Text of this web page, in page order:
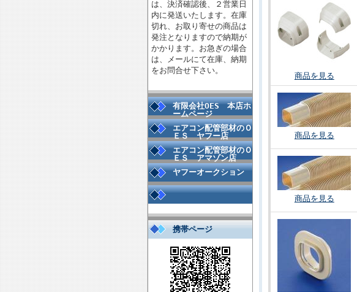
は、決済確認後、２営業日
内に発送いたします。在庫
切れ、お取り寄せの商品は
発注となりますので納期が
かかります。お急ぎの場合
は、メールにて在庫、納期
をお問合せ下さい。
有限会社OES 本店ホ
ームページ
エアコン配管部材のＯ
ＥＳ ヤフー店
エアコン配管部材のＯ
ＥＳ アマゾン店
ヤフーオークション
携帯ページ
商品を見る
商品を見る
商品を見る